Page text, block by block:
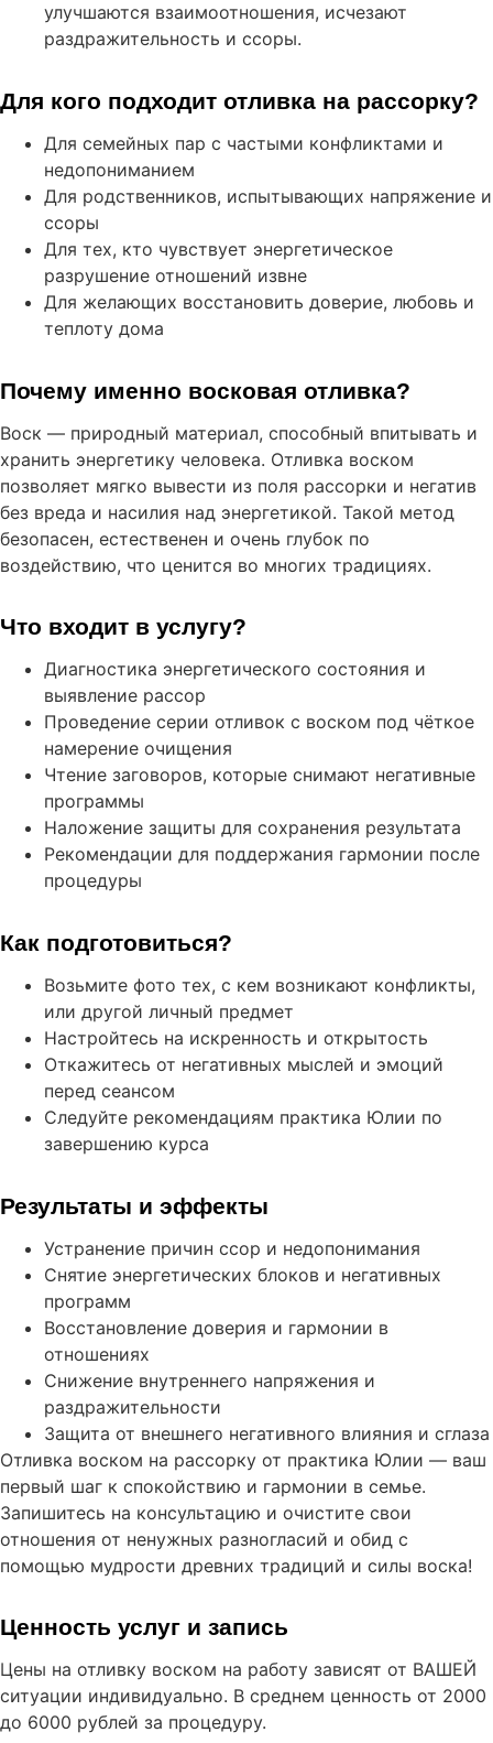
улучшаются взаимоотношения, исчезают
раздражительность и ссоры.
Для кого подходит отливка на рассорку?
Для семейных пар с частыми конфликтами и
недопониманием
Для родственников, испытывающих напряжение и
ссоры
Для тех, кто чувствует энергетическое
разрушение отношений извне
Для желающих восстановить доверие, любовь и
теплоту дома
Почему именно восковая отливка?
Воск — природный материал, способный впитывать и
хранить энергетику человека. Отливка воском
позволяет мягко вывести из поля рассорки и негатив
без вреда и насилия над энергетикой. Такой метод
безопасен, естественен и очень глубок по
воздействию, что ценится во многих традициях.
Что входит в услугу?
Диагностика энергетического состояния и
выявление рассор
Проведение серии отливок с воском под чёткое
намерение очищения
Чтение заговоров, которые снимают негативные
программы
Наложение защиты для сохранения результата
Рекомендации для поддержания гармонии после
процедуры
Как подготовиться?
Возьмите фото тех, с кем возникают конфликты,
или другой личный предмет
Настройтесь на искренность и открытость
Откажитесь от негативных мыслей и эмоций
перед сеансом
Следуйте рекомендациям практика Юлии по
завершению курса
Результаты и эффекты
Устранение причин ссор и недопонимания
Снятие энергетических блоков и негативных
программ
Восстановление доверия и гармонии в
отношениях
Снижение внутреннего напряжения и
раздражительности
Защита от внешнего негативного влияния и сглаза
Отливка воском на рассорку от практика Юлии — ваш
первый шаг к спокойствию и гармонии в семье.
Запишитесь на консультацию и очистите свои
отношения от ненужных разногласий и обид с
помощью мудрости древних традиций и силы воска!
Ценность услуг и запись
Цены на отливку воском на работу зависят от ВАШЕЙ
ситуации индивидуально. В среднем ценность от 2000
до 6000 рублей за процедуру.